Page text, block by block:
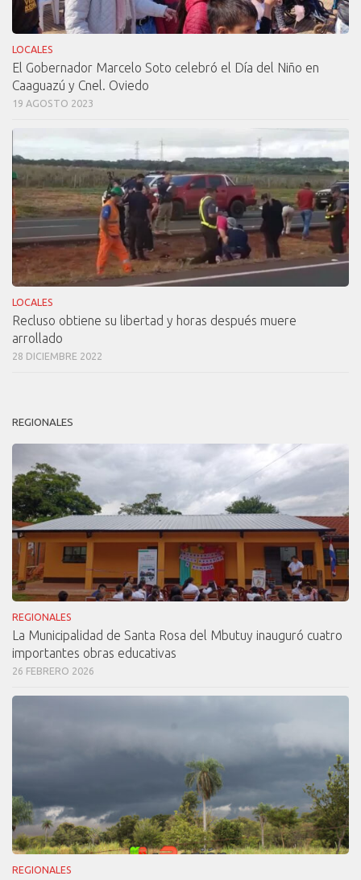
LOCALES
El Gobernador Marcelo Soto celebró el Día del Niño en
Caaguazú y Cnel. Oviedo
19 AGOSTO 2023
LOCALES
Recluso obtiene su libertad y horas después muere
arrollado
28 DICIEMBRE 2022
REGIONALES
REGIONALES
La Municipalidad de Santa Rosa del Mbutuy inauguró cuatro
importantes obras educativas
26 FEBRERO 2026
REGIONALES